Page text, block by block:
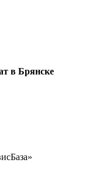
в Брянске